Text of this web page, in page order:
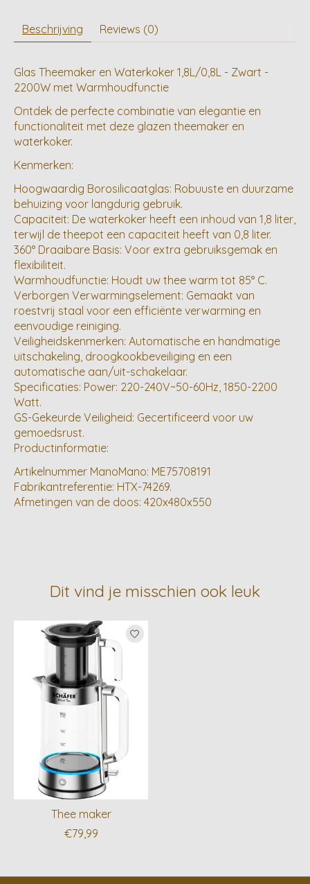
Beschrijving Reviews (0)
Glas Theemaker en Waterkoker 1,8L/0,8L - Zwart -
2200W met Warmhoudfunctie
Ontdek de perfecte combinatie van elegantie en
functionaliteit met deze glazen theemaker en
waterkoker.
Kenmerken:
Hoogwaardig Borosilicaatglas: Robuuste en duurzame
behuizing voor langdurig gebruik.
Capaciteit: De waterkoker heeft een inhoud van 1,8 liter,
terwijl de theepot een capaciteit heeft van 0,8 liter.
360° Draaibare Basis: Voor extra gebruiksgemak en
flexibiliteit.
Warmhoudfunctie: Houdt uw thee warm tot 85° C.
Verborgen Verwarmingselement: Gemaakt van
roestvrij staal voor een efficiënte verwarming en
eenvoudige reiniging.
Veiligheidskenmerken: Automatische en handmatige
uitschakeling, droogkookbeveiliging en een
automatische aan/uit-schakelaar.
Specificaties: Power: 220-240V~50-60Hz, 1850-2200
Watt.
GS-Gekeurde Veiligheid: Gecertificeerd voor uw
gemoedsrust.
Productinformatie:
Artikelnummer ManoMano: ME75708191
Fabrikantreferentie: HTX-74269.
Afmetingen van de doos: 420x480x550
Dit vind je misschien ook leuk
Items van productcarrousel
Thee maker
€79,99